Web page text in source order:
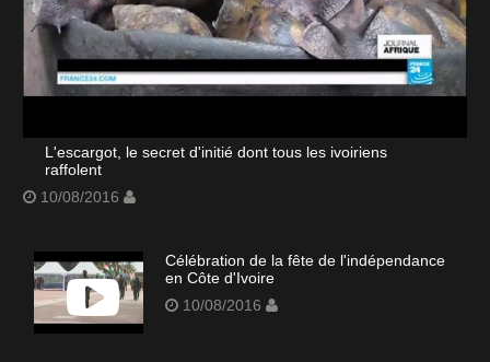
L'escargot, le secret d'initié dont tous les ivoiriens
raffolent
10/08/2016
Célébration de la fête de l'indépendance
en Côte d'Ivoire
10/08/2016